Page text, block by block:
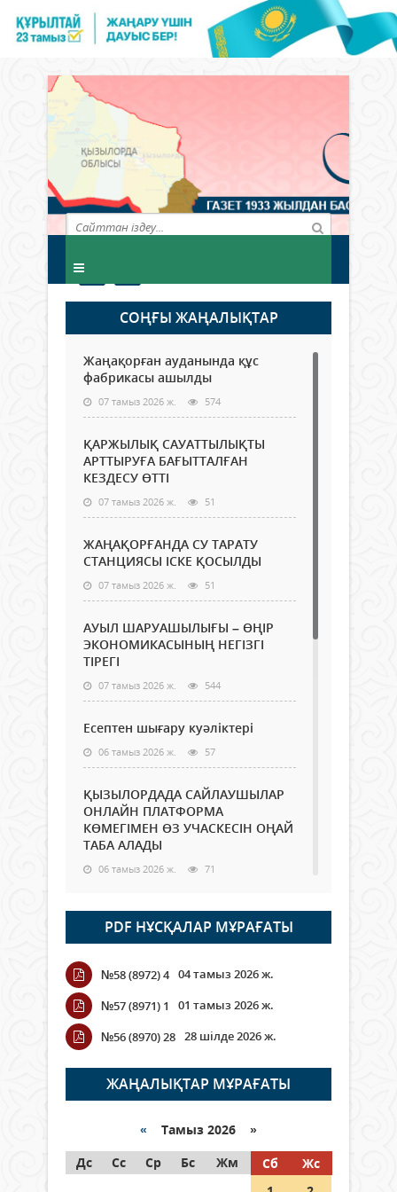
СОҢҒЫ ЖАҢАЛЫҚТАР
Жаңақорған ауданында құс
фабрикасы ашылды
07 тамыз 2026 ж. 574
ҚАРЖЫЛЫҚ САУАТТЫЛЫҚТЫ
АРТТЫРУҒА БАҒЫТТАЛҒАН
КЕЗДЕСУ ӨТТІ
07 тамыз 2026 ж. 51
ЖАҢАҚОРҒАНДА СУ ТАРАТУ
СТАНЦИЯСЫ ІСКЕ ҚОСЫЛДЫ
07 тамыз 2026 ж. 51
АУЫЛ ШАРУАШЫЛЫҒЫ – ӨҢІР
ЭКОНОМИКАСЫНЫҢ НЕГІЗГІ
ТІРЕГІ
07 тамыз 2026 ж. 544
Есептен шығару куәліктері
06 тамыз 2026 ж. 57
ҚЫЗЫЛОРДАДА САЙЛАУШЫЛАР
ОНЛАЙН ПЛАТФОРМА
КӨМЕГІМЕН ӨЗ УЧАСКЕСІН ОҢАЙ
ТАБА АЛАДЫ
06 тамыз 2026 ж. 71
Open Air: Қызылорда облысы
полиция департаменті 20
мыңнан астам көрерменнің
қауіпсіздігін қамтамасыз етті
06 тамыз 2026 ж.
Wi-Fi ҚАБЫРҒА АРҚЫЛЫ ҚАЛАЙ
ӨТЕДІ?
06 тамыз 2026 ж. 252
граждане Казахстана,
05 тамыз 2026 ж. 131
PDF НҰСҚАЛАР МҰРАҒАТЫ
№58 (8972) 4 04 тамыз 2026 ж.
№57 (8971) 1
01 тамыз 2026 ж.
№56 (8970) 28 28 шілде 2026 ж.
ЖАҢАЛЫҚТАР МҰРАҒАТЫ
« Тамыз 2026 »
Дс
Сс Ср Бс Жм Сб
Жс